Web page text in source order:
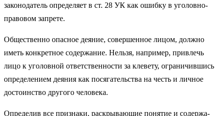
законодатель определяет в ст. 28 УК как ошибку в уголовно-
правовом запрете.
Общественно опасное деяние, совершенное лицом, должно
иметь конкретное содержание. Нельзя, например, привлечь
лицо к уголовной ответственности за клевету, ограничившись
опреде­лением деяния как посягательства на честь и личное
достоинство другого человека.
Определив все признаки, раскрывающие понятие и содержа­